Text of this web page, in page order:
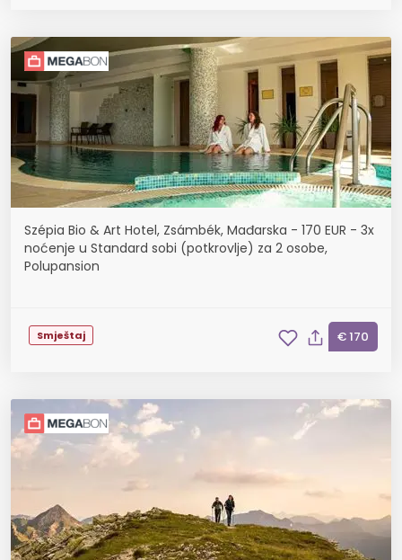
Szépia Bio & Art Hotel, Zsámbék, Mađarska - 170 EUR - 3x
noćenje u Standard sobi (potkrovlje) za 2 osobe,
Polupansion
Smještaj € 170